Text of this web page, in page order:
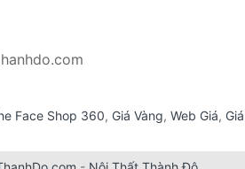
Face Shop 360, Giá Vàng, Web Giá, Giá